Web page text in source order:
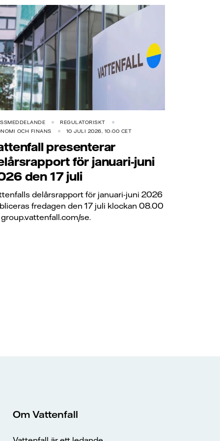
REGULATORISKT
OCH FINANS
10 JULI 2026, 10:00 CET
presenterar
för januari-juni
den 17 juli
delårsrapport för januari-juni 2026
fredagen den 17 juli klockan 08.00
se.
Om Vattenfall